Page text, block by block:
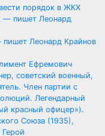
порядок в ЖКХ
пишет Леонард Крайнов